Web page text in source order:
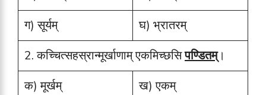
ग) सूर्यम्
घ) भ्रातरम्
2. कच्चित्सहस्रान्मूर्खाणाम् एकमिच्छसिपण्डितम्।
क) मूर्खम्
ख) एकम्